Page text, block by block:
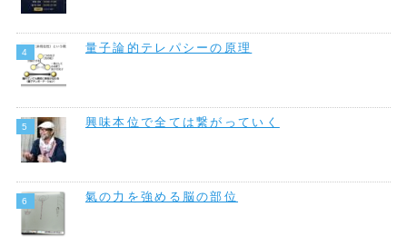
量子論的テレパシーの原理
興味本位で全ては繋がっていく
氣の力を強める脳の部位